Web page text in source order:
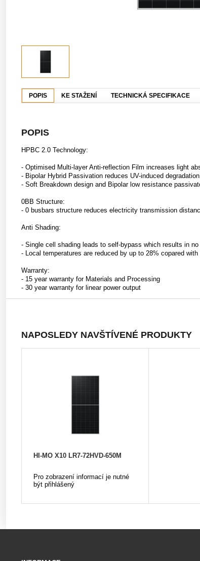
POPIS KE STAŽENÍ TECHNICKÁ SPECIFIKACE
POPIS
HPBC 2.0 Technology:
- Optimised Multi-layer Anti-reflection Film increases light
- Bipolar Hybrid Passivation reduces UV-induced degradation
- Soft Breakdown design and Bipolar low resistance
0BB Structure:
- 0 busbars structure reduces electricity transmission
Anti Shading:
- Single cell shading leads to self-bypass which results in
- Local temperatures are reduced by up to 28% copared with
Warranty:
- 15 year warranty for Materials and Processing
- 30 year warranty for linear power output
NAPOSLEDY NAVŠTÍVENÉ PRODUKTY
HI-MO X10 LR7-72HVD-650M
Pro zobrazení informací je nutné
být přihlášený